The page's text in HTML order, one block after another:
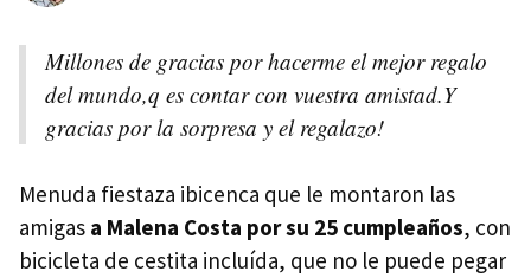
Millones de gracias por hacerme el mejor regalo
del mundo,q es contar con vuestra amistad.Y
gracias por la sorpresa y el regalazo!
Menuda fiestaza ibicenca que le montaron las
amigas a Malena Costa por su 25 cumpleaños, con
bicicleta de cestita incluída, que no le puede pegar